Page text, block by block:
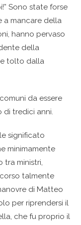
Sono state forse
a mancare della
hanno pervaso
della
tolto dalla
da essere
di tredici anni.
significato
minimamente
tra ministri,
talmente
di Matteo
per riprendersi il
che fu proprio il